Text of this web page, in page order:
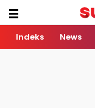
Indeks News